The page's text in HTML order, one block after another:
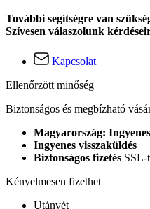
További segítségre van
Szívesen válaszolunk
Kapcsolat
Ellenőrzött minőség
Biztonságos és megbízható
Magyarország:
Ingyenes visszaküldés
Biztonságos fizetés SSL-
Kényelmesen fizethet
Utánvét